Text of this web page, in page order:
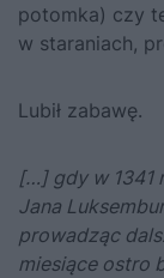
potomka) czy
w staraniach,
Lubił zabawę.
[…] gdy w 1341
Jana
prowadząc
miesiące ostro